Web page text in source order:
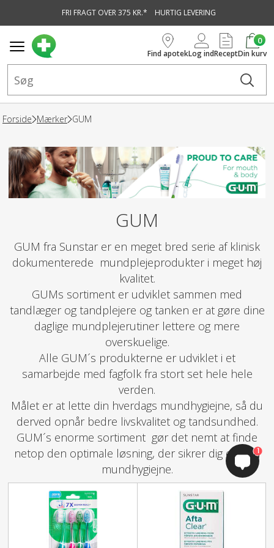
FRI FRAGT OVER 375 KR.* HURTIG LEVERING
Find apotekLog indRecept
0
Din kurv
Forside Mærker GUM
GUM
GUM fra Sunstar er en meget bred serie af klinisk
dokumenterede mundplejeprodukter i meget høj
kvalitet.
GUMs sortiment er udviklet sammen med
tandlæger og tandplejere og tanken er at gøre dine
daglige mundplejerutiner lettere og mere
overskuelige.
Alle GUM´s produkterne er udviklet i et
samarbejde med fagfolk fra stort set hele hele
verden.
Målet er at lette din hverdags mundhygiejne, så du
derved opnår bedre livskvalitet og tandsundhed.
GUM´s enorme sortiment gør det nemt at finde
netop den optimale løsning, der sikrer dig en god
mundhygiejne.
1